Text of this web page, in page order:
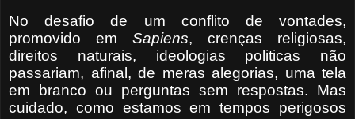
No desafio de um conflito de vontades,
promovido em Sapiens, crenças religiosas,
direitos naturais, ideologias politicas não
passariam, afinal, de meras alegorias, uma tela
em branco ou perguntas sem respostas. Mas
cuidado, como estamos em tempos perigosos